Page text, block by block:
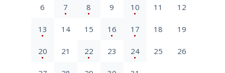
6 7 8 9 10 11 12
13 14 15 16 17 18 19
20 21 22 23 24 25 26